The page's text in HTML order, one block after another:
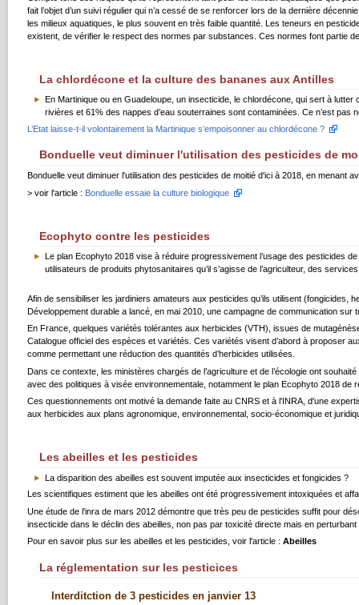
fait l’objet d’un suivi régulier qui n’a cessé de se renforcer lors de la dernière
les milieux aquatiques, le plus souvent en très faible quantité. Les teneurs en
existent, de vérifier le respect des normes par substances. Ces normes font partie
La chlordécone et la culture des bananes aux Antilles
En Martinique ou en Guadeloupe, un insecticide, le chlordécone, qui sert à
rivières et 61% des nappes d’eau souterraines sont contaminées. Ce n’est pas
L’Etat laisse-t-il volontairement la Martinique s’empoisonner au chlordécone ?
Bonduelle veut diminuer l'utilisation des pesticides de
Bonduelle veut diminuer l'utilisation des pesticides de moitié d'ici à 2018, en
> voir l'article : Bonduelle essaie la culture biologique
Ecophyto contre les pesticides
Le plan Ecophyto 2018 vise à réduire progressivement l’usage des pesticides
utilisateurs de produits phytosanitaires qu’il s’agisse de l’agriculteur, des
Afin de sensibiliser les jardiniers amateurs aux pesticides qu’ils utilisent (fongicides,
Développement durable a lancé, en mai 2010, une campagne de communication
En France, quelques variétés tolérantes aux herbicides (VTH), issues de
Catalogue officiel des espèces et variétés. Ces variétés visent d’abord à proposer
comme permettant une réduction des quantités d’herbicides utilisées.
Dans ce contexte, les ministères chargés de l’agriculture et de l’écologie ont
avec des politiques à visée environnementale, notamment le plan Ecophyto 2018 de
Ces questionnements ont motivé la demande faite au CNRS et à l'INRA, d'une
aux herbicides aux plans agronomique, environnemental, socio-économique et
Les abeilles et les pesticides
La disparition des abeilles est souvent imputée aux insecticides et fongicides ?
Les scientifiques estiment que les abeilles ont été progressivement intoxiquées et
Une étude de l'inra de mars 2012 démontre que très peu de pesticides suffit pour
insecticide dans le déclin des abeilles, non pas par toxicité directe mais en
Pour en savoir plus sur les abeilles et les pesticides, voir l'article : Abeilles
La réglementation sur les pesticices
Interditction de 3 pesticides en janvier 13